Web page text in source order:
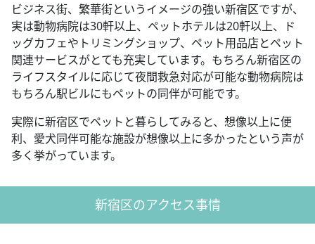
ビジネス街、繁華街というイメージの強い新宿区ですが、
実は動物病院は30軒以上、ペットホテルは20軒以上、ド
ッグカフェやトリミングショップ、ペット用品店とペット
関連サービスがとても充実しています。もちろん新宿区の
ライフスタイルに応じて夜間救急対応が可能な動物病院は
もちろん駅ビルにもペットの同伴が可能です。
実際に新宿区でペットと暮らしてみると、想像以上に便
利、愛犬同伴可能な施設が想像以上に多かったという声が
多く挙がっています。
新宿区のアクセス事情